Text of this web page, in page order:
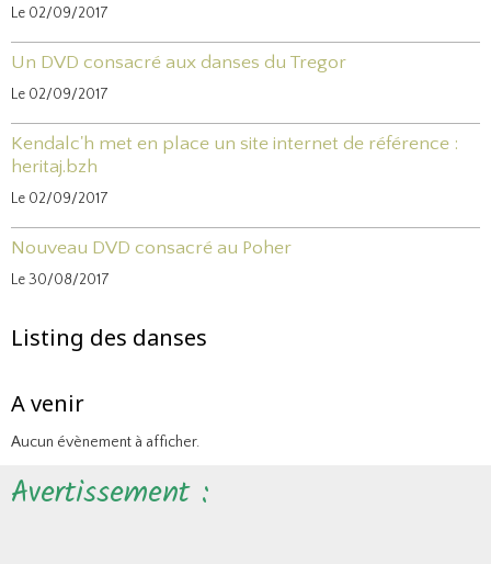
Le 02/09/2017
Un DVD consacré aux danses du Tregor
Le 02/09/2017
Kendalc'h met en place un site internet de référence :
heritaj.bzh
Le 02/09/2017
Nouveau DVD consacré au Poher
Le 30/08/2017
Listing des danses
A venir
Aucun évènement à afficher.
Avertissement :